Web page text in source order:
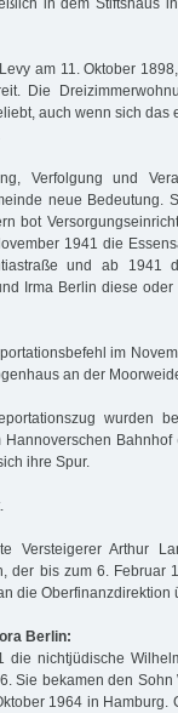
am 11. Oktober
Die
auch wenn sich das
Verfolgung und
neue Bedeutung.
bot
1941 die
und ab 1941
Irma Berlin diese
im
an der
wurden
Bahnhof
ihre Spur.
Versteigerer Arthur
der bis zum 6. Februar
die Oberfinanzdirektion
Berlin:
die nichtjüdische
Sie bekamen den
1964 in Hamburg.